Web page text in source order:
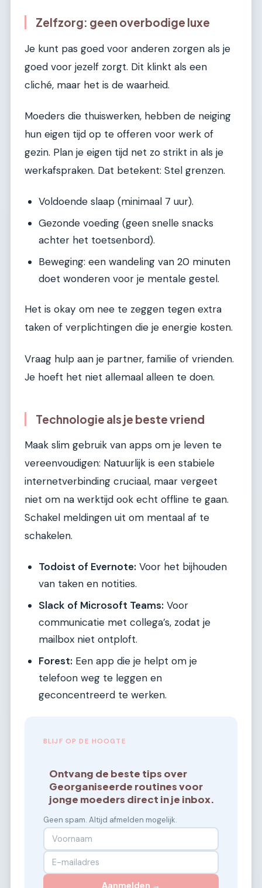
Zelfzorg: geen overbodige luxe
Je kunt pas goed voor anderen zorgen als je
goed voor jezelf zorgt. Dit klinkt als een
cliché, maar het is de waarheid.
Moeders die thuiswerken, hebben de neiging
hun eigen tijd op te offeren voor werk of
gezin. Plan je eigen tijd net zo strikt in als je
werkafspraken. Dat betekent: Stel grenzen.
Voldoende slaap (minimaal 7 uur).
Gezonde voeding (geen snelle snacks
achter het toetsenbord).
Beweging: een wandeling van 20 minuten
doet wonderen voor je mentale gestel.
Het is okay om nee te zeggen tegen extra
taken of verplichtingen die je energie kosten.
Vraag hulp aan je partner, familie of vrienden.
Je hoeft het niet allemaal alleen te doen.
Technologie als je beste vriend
Maak slim gebruik van apps om je leven te
vereenvoudigen: Natuurlijk is een stabiele
internetverbinding cruciaal, maar vergeet
niet om na werktijd ook echt offline te gaan.
Schakel meldingen uit om mentaal af te
schakelen.
Todoist of Evernote: Voor het bijhouden
van taken en notities.
Slack of Microsoft Teams: Voor
communicatie met collega’s, zodat je
mailbox niet ontploft.
Forest: Een app die je helpt om je
telefoon weg te leggen en
geconcentreerd te werken.
BLIJF OP DE HOOGTE
Ontvang de beste tips over
Georganiseerde routines voor
jonge moeders direct in je inbox.
Geen spam. Altijd afmelden mogelijk.
Aanmelden →